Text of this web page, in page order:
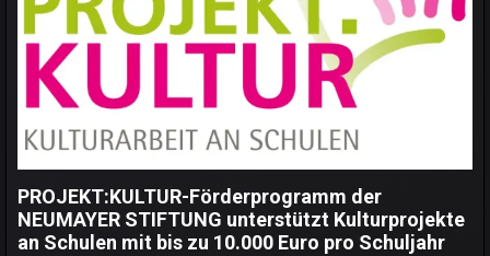
PROJEKT:KULTUR-Förderprogramm der
NEUMAYER STIFTUNG unterstützt Kulturprojekte
an Schulen mit bis zu 10.000 Euro pro Schuljahr